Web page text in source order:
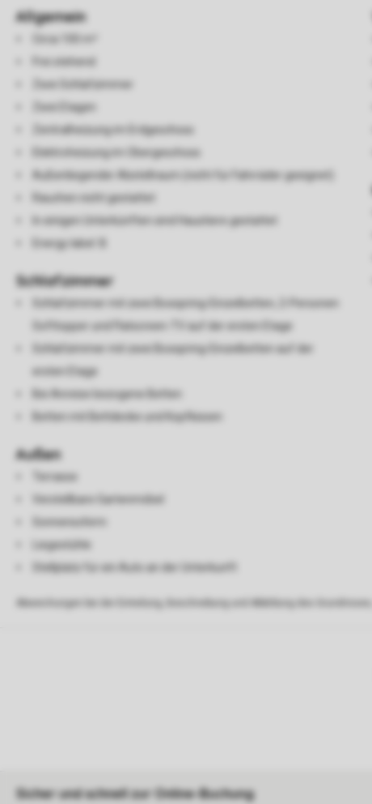
Allgemein
Circa 100 m²
Frei stehend
Zwei Schlafzimmer
Zwei Etagen
Zentralheizung im Erdgeschoss
Elektroheizung im Obergeschoss
Außenliegender Abstellraum (nicht für Fahrräder geeignet)
Rauchen nicht gestattet
In einigen Unterkünften sind Haustiere gestattet
Energy label: B
Schlafzimmer
Schlafzimmer mit zwei Boxspring-Einzelbetten, 2-Personen
Softtopper und Flatscreen-TV auf der ersten Etage
Schlafzimmer mit zwei Boxspring-Einzelbetten auf der
ersten Etage
Bei Anreise bezogene Betten
Betten mit Bettdecke und Kopfkissen
Außen
Terrasse
Verstellbare Gartenmöbel
Sonnenschirm
Liegestühle
Stellplatz für ein Auto an der Unterkunft
Sicher und schnell zur Online-Buchung